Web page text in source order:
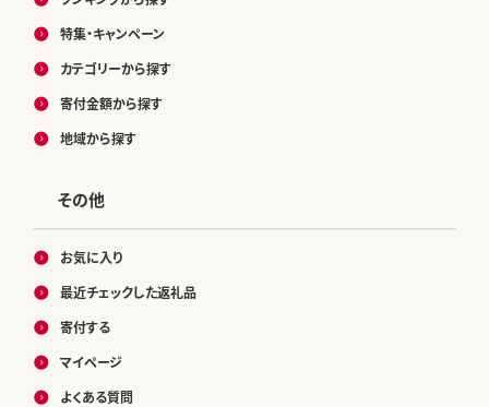
特集・キャンペーン
カテゴリーから探す
寄付金額から探す
地域から探す
その他
お気に入り
最近チェックした返礼品
寄付する
マイページ
よくある質問